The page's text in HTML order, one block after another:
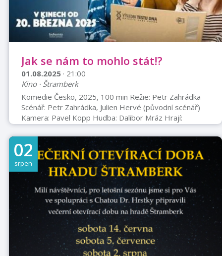
Jak se nám to mohlo stát!?
01.08.2025 · 21:00
Kino · Štramberk
Komedie Česko, 2025, 100 min Režie: Petr Zahrádka
Scénář: Petr Zahrádka, Julien Hervé (původní scénář)
Kamera: Pavel Kopp Hudba: Dalibor Mráz Hrají:
Miroslav Donutil, Bolek Polívka, Jitka Čvančarová, Eva
Leinweberová, Filip František Červenka, Simona
Lewandowska, Žaneta Štipáková, Peter Bažo, Pavel
Kikinčuk, Antonín Hardt, Sára Rychlíková, Petr Vágner,
Jiří Ployhar ml., Julie Ostrčilová, Tereza Blažková,
Ondřej Bauer, Barbora Mottlová, Vasil Fridrich, Robert
Beca Cimburk-Kolovratníkovi ...
02
srpen